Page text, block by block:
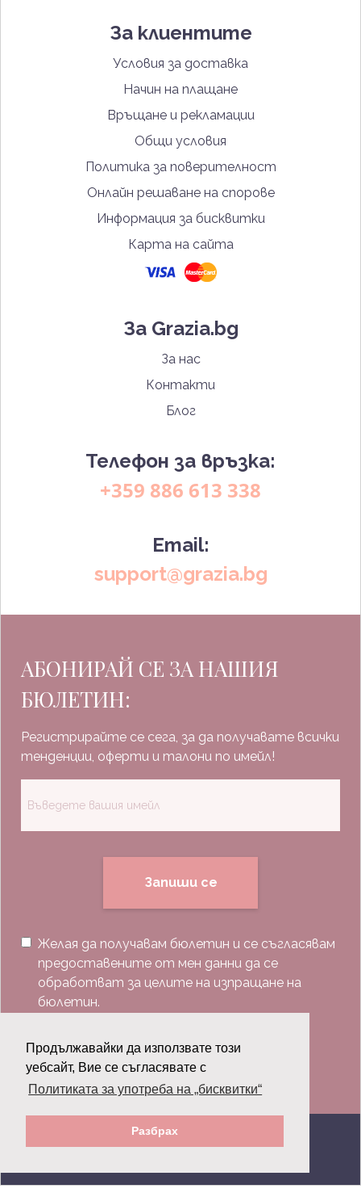
Продължавайки да използвате този
уебсайт, Вие се съгласявате с
Политиката за употреба на „бисквитки“
Разбрах
За клиентите
Условия за доставка
Начин на плащане
Връщане и рекламации
Общи условия
Политика за поверителност
Онлайн решаване на спорове
Информация за бисквитки
Карта на сайта
За Grazia.bg
За нас
Контакти
Блог
Телефон за връзка:
+359 886 613 338
Email:
support@grazia.bg
АБОНИРАЙ СЕ ЗА НАШИЯ
БЮЛЕТИН:
Регистрирайте се сега, за да получавате всички
тенденции, оферти и талони по имейл!
Запиши се
Желая да получавам бюлетин и се съгласявам
предоставените от мен данни да се
обработват за целите на изпращане на
бюлетин.
Последвай ни:
© 2026 Grazia.bg - Всички права запазени